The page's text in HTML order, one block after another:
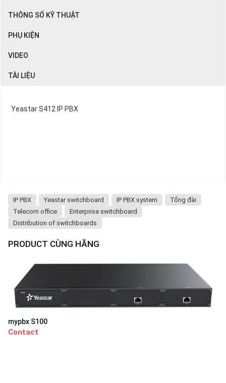
THÔNG SỐ KỸ THUẬT
PHỤ KIỆN
VIDEO
TÀI LIỆU
Yeastar S412 IP PBX
IP PBX Yeastar switchboard IP PBX system
Tổng đài
Telecom office
Enterprise switchboard
Distribution of switchboards
PRODUCT CÙNG HÃNG
mypbx S100
Contact